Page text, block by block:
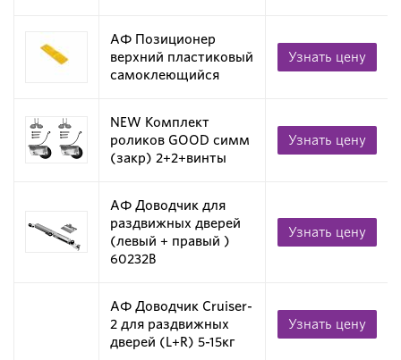
АФ Позиционер
верхний пластиковый
самоклеющийся
Узнать цену
NEW Комплект
роликов GOOD симм
(закр) 2+2+винты
Узнать цену
АФ Доводчик для
раздвижных дверей
(левый + правый )
60232B
Узнать цену
АФ Доводчик Cruiser-
2 для раздвижных
дверей (L+R) 5-15кг
Узнать цену